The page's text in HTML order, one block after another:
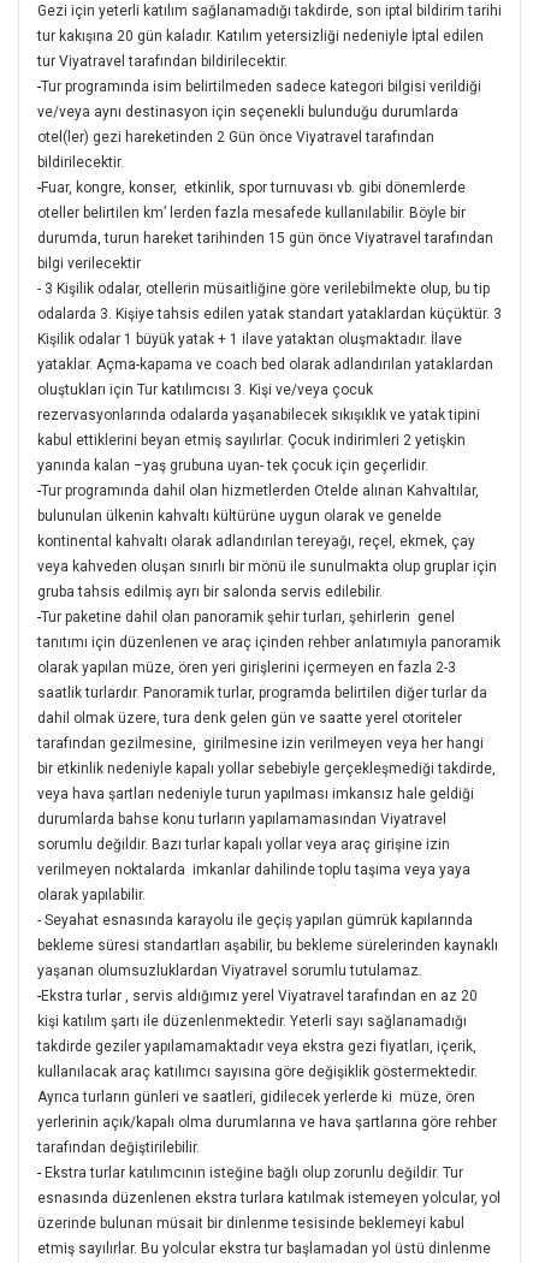
Gezi için yeterli katılım sağlanamadığı takdirde, son iptal bildirim tarihi
tur kakışına 20 gün kaladır. Katılım yetersizliği nedeniyle İptal edilen
tur Viyatravel tarafından bildirilecektir.
-Tur programında isim belirtilmeden sadece kategori bilgisi verildiği
ve/veya aynı destinasyon için seçenekli bulunduğu durumlarda
otel(ler) gezi hareketinden 2 Gün önce Viyatravel tarafından
bildirilecektir.
-Fuar, kongre, konser, etkinlik, spor turnuvası vb. gibi dönemlerde
oteller belirtilen km’ lerden fazla mesafede kullanılabilir. Böyle bir
durumda, turun hareket tarihinden 15 gün önce Viyatravel tarafından
bilgi verilecektir
- 3 Kişilik odalar, otellerin müsaitliğine göre verilebilmekte olup, bu tip
odalarda 3. Kişiye tahsis edilen yatak standart yataklardan küçüktür. 3
Kişilik odalar 1 büyük yatak + 1 ilave yataktan oluşmaktadır. İlave
yataklar. Açma-kapama ve coach bed olarak adlandırılan yataklardan
oluştukları için Tur katılımcısı 3. Kişi ve/veya çocuk
rezervasyonlarında odalarda yaşanabilecek sıkışıklık ve yatak tipini
kabul ettiklerini beyan etmiş sayılırlar. Çocuk indirimleri 2 yetişkin
yanında kalan –yaş grubuna uyan- tek çocuk için geçerlidir.
-Tur programında dahil olan hizmetlerden Otelde alınan Kahvaltılar,
bulunulan ülkenin kahvaltı kültürüne uygun olarak ve genelde
kontinental kahvaltı olarak adlandırılan tereyağı, reçel, ekmek, çay
veya kahveden oluşan sınırlı bir mönü ile sunulmakta olup gruplar için
gruba tahsis edilmiş ayrı bir salonda servis edilebilir.
-Tur paketine dahil olan panoramik şehir turları, şehirlerin genel
tanıtımı için düzenlenen ve araç içinden rehber anlatımıyla panoramik
olarak yapılan müze, ören yeri girişlerini içermeyen en fazla 2-3
saatlik turlardır. Panoramik turlar, programda belirtilen diğer turlar da
dahil olmak üzere, tura denk gelen gün ve saatte yerel otoriteler
tarafından gezilmesine, girilmesine izin verilmeyen veya her hangi
bir etkinlik nedeniyle kapalı yollar sebebiyle gerçekleşmediği takdirde,
veya hava şartları nedeniyle turun yapılması imkansız hale geldiği
durumlarda bahse konu turların yapılamamasından Viyatravel
sorumlu değildir. Bazı turlar kapalı yollar veya araç girişine izin
verilmeyen noktalarda imkanlar dahilinde toplu taşıma veya yaya
olarak yapılabilir.
- Seyahat esnasında karayolu ile geçiş yapılan gümrük kapılarında
bekleme süresi standartları aşabilir, bu bekleme sürelerinden kaynaklı
yaşanan olumsuzluklardan Viyatravel sorumlu tutulamaz.
-Ekstra turlar , servis aldığımız yerel Viyatravel tarafından en az 20
kişi katılım şartı ile düzenlenmektedir. Yeterli sayı sağlanamadığı
takdirde geziler yapılamamaktadır veya ekstra gezi fiyatları, içerik,
kullanılacak araç katılımcı sayısına göre değişiklik göstermektedir.
Ayrıca turların günleri ve saatleri, gidilecek yerlerde ki müze, ören
yerlerinin açık/kapalı olma durumlarına ve hava şartlarına göre rehber
tarafından değiştirilebilir.
- Ekstra turlar katılımcının isteğine bağlı olup zorunlu değildir. Tur
esnasında düzenlenen ekstra turlara katılmak istemeyen yolcular, yol
üzerinde bulunan müsait bir dinlenme tesisinde beklemeyi kabul
etmiş sayılırlar. Bu yolcular ekstra tur başlamadan yol üstü dinlenme